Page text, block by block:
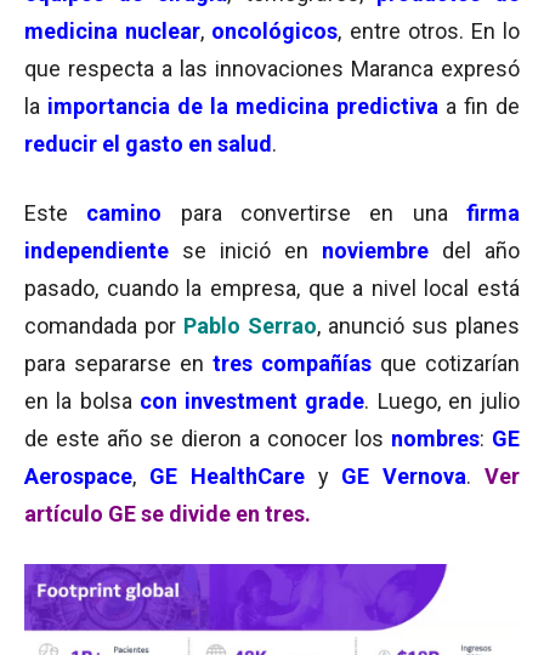
medicina nuclear, oncológicos, entre otros. En lo
que respecta a las innovaciones Maranca expresó
la importancia de la medicina predictiva a fin de
reducir el gasto en salud .
Este camino para convertirse en una firma
independiente se inició en noviembre del año
pasado, cuando la empresa, que a nivel local está
comandada por Pablo Serrao, anunció sus planes
para separarse en tres compañías que cotizarían
en la bolsa con investment grade. Luego, en julio
de este año se dieron a conocer los nombres: GE
Aerospace, GE HealthCarey GE Vernova.Ver
artículo GE se divide en tres.